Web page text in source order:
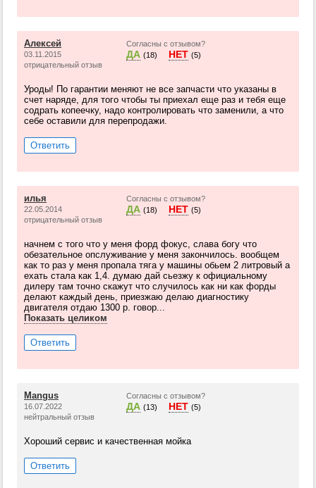
Алексей
03.11.2015
отрицательный отзыв
Согласны с отзывом?
ДА (18) НЕТ (5)
Уроды! По гарантии меняют не все запчасти что указаны в
счет наряде, для того чтобы ты приехал еще раз и тебя еще
содрать копеечку, надо контролировать что заменили, а что
себе оставили для перепродажи.
Ответить
илья
22.05.2014
отрицательный отзыв
Согласны с отзывом?
ДА (18) НЕТ (5)
начнем с того что у меня форд фокус, слава богу что
обезательное опслуживание у меня закончилось. вообщем
как то раз у меня пропала тяга у машины обьем 2 литровый а
ехать стала как 1,4. думаю дай сьезжу к официальному
дилеру там точно скажут что случилось как ни как форды
делают каждый день, приезжаю делаю диагностику
двигателя отдаю 1300 р. говор...
Показать целиком
Ответить
Mangus
16.07.2022
нейтральный отзыв
Согласны с отзывом?
ДА (13) НЕТ (5)
Хороший сервис и качественная мойка
Ответить